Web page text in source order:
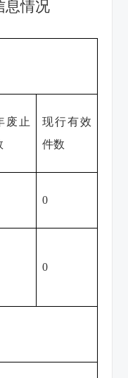
息情况
废止
现行有效
件数
0
0